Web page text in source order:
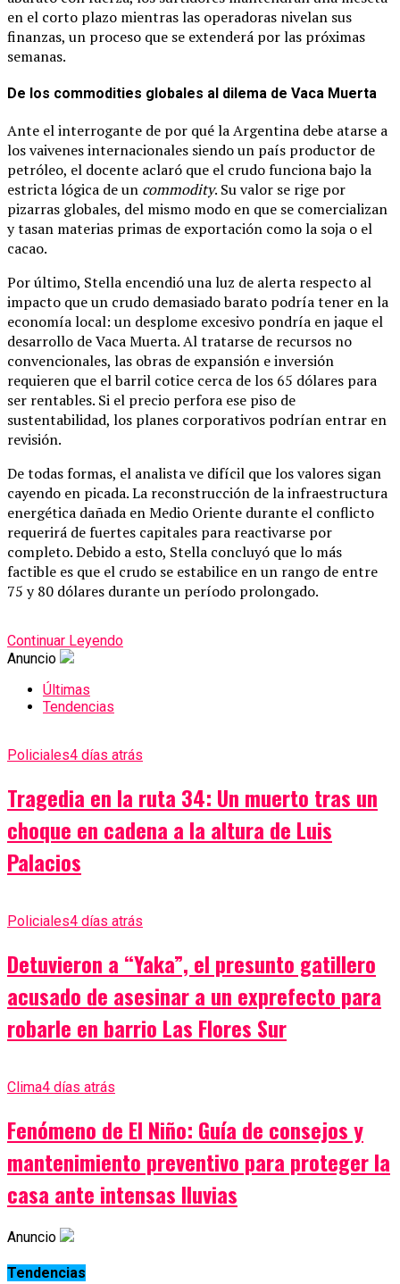
en el corto plazo mientras las operadoras nivelan sus
finanzas, un proceso que se extenderá por las próximas
semanas.
De los commodities globales al dilema de Vaca Muerta
Ante el interrogante de por qué la Argentina debe atarse a
los vaivenes internacionales siendo un país productor de
petróleo, el docente aclaró que el crudo funciona bajo la
estricta lógica de un commodity. Su valor se rige por
pizarras globales, del mismo modo en que se comercializan
y tasan materias primas de exportación como la soja o el
cacao.
Por último, Stella encendió una luz de alerta respecto al
impacto que un crudo demasiado barato podría tener en la
economía local: un desplome excesivo pondría en jaque el
desarrollo de Vaca Muerta. Al tratarse de recursos no
convencionales, las obras de expansión e inversión
requieren que el barril cotice cerca de los 65 dólares para
ser rentables. Si el precio perfora ese piso de
sustentabilidad, los planes corporativos podrían entrar en
revisión.
De todas formas, el analista ve difícil que los valores sigan
cayendo en picada. La reconstrucción de la infraestructura
energética dañada en Medio Oriente durante el conflicto
requerirá de fuertes capitales para reactivarse por
completo. Debido a esto, Stella concluyó que lo más
factible es que el crudo se estabilice en un rango de entre
75 y 80 dólares durante un período prolongado.
Continuar Leyendo
Anuncio
Últimas
Tendencias
Policiales4 días atrás
Tragedia en la ruta 34: Un muerto tras un
choque en cadena a la altura de Luis
Palacios
Policiales4 días atrás
Detuvieron a “Yaka”, el presunto gatillero
acusado de asesinar a un exprefecto para
robarle en barrio Las Flores Sur
Clima4 días atrás
Fenómeno de El Niño: Guía de consejos y
mantenimiento preventivo para proteger la
casa ante intensas lluvias
Anuncio
Tendencias